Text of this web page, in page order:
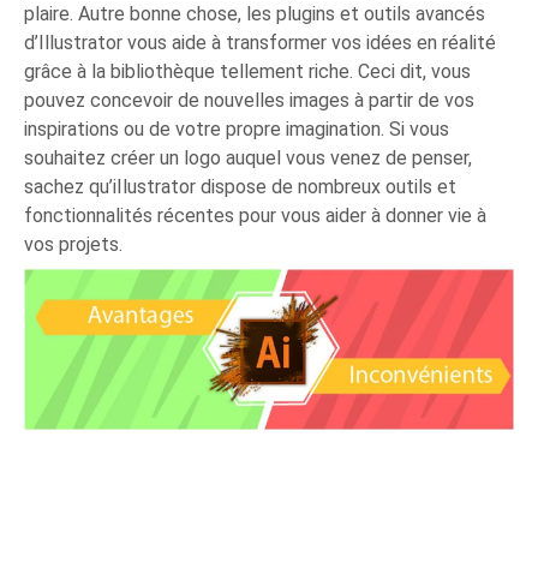
plaire. Autre bonne chose, les plugins et outils avancés
d’Illustrator vous aide à transformer vos idées en réalité
grâce à la bibliothèque tellement riche. Ceci dit, vous
pouvez concevoir de nouvelles images à partir de vos
inspirations ou de votre propre imagination. Si vous
souhaitez créer un logo auquel vous venez de penser,
sachez qu’iIlustrator dispose de nombreux outils et
fonctionnalités récentes pour vous aider à donner vie à
vos projets.